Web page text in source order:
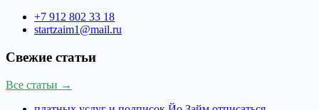
+7 912 802 33 18
startzaim1@mail.ru
Свежие статьи
Все статьи →